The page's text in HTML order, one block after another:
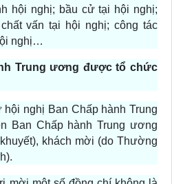
hội nghị; bầu cử tại hội nghị;
vấn tại hội nghị; công tác
nghị…
Trung ương được tổ chức
nghị Ban Chấp hành Trung
Ban Chấp hành Trung ương
khách mời (do Thường